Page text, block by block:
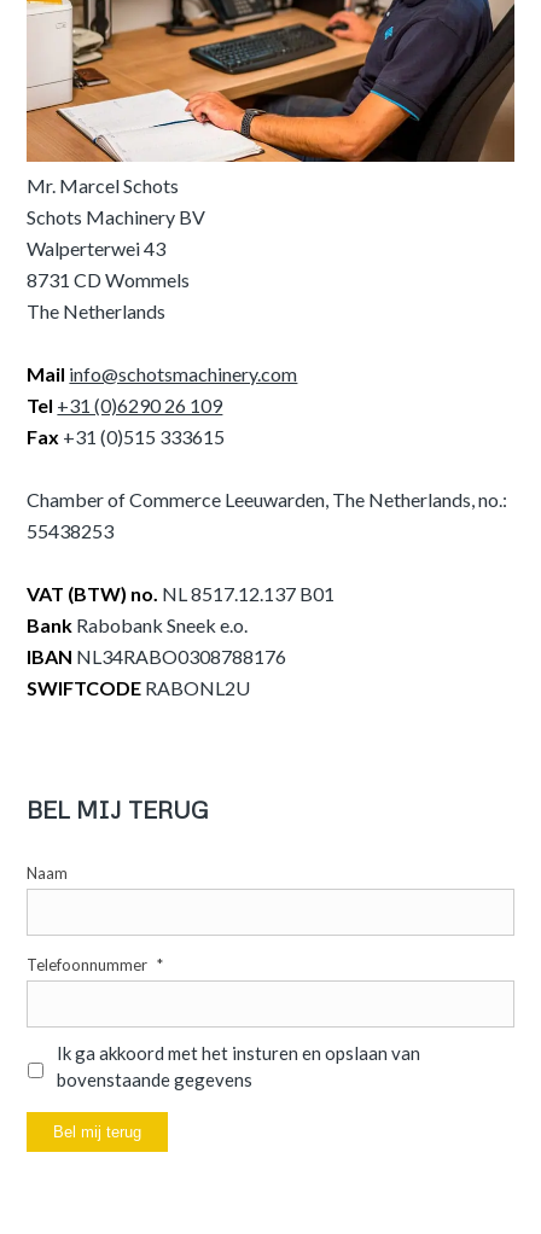
Mr. Marcel Schots
Schots Machinery BV
Walperterwei 43
8731 CD Wommels
The Netherlands
Mail info@schotsmachinery.com
Tel +31 (0)6290 26 109
Fax +31 (0)515 333615
Chamber of Commerce Leeuwarden, The Netherlands, no.:
55438253
VAT (BTW) no. NL 8517.12.137 B01
Bank Rabobank Sneek e.o.
IBAN NL34RABO0308788176
SWIFTCODE RABONL2U
BEL MIJ TERUG
Naam
Telefoonnummer *
Privacyverklaring *
Ik ga akkoord met het insturen en opslaan van
bovenstaande gegevens
Bel mij terug